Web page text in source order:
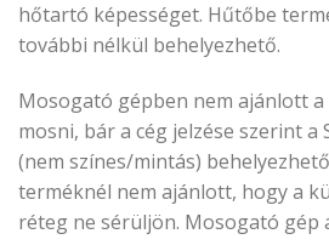
hőtartó képességet. Hűtőbe
további nélkül behelyezhető.
Mosogató gépben nem ajánlott
mosni, bár a cég jelzése szerint a
(nem színes/mintás)
terméknél nem ajánlott, hogy a
réteg ne sérüljön. Mosogató gép